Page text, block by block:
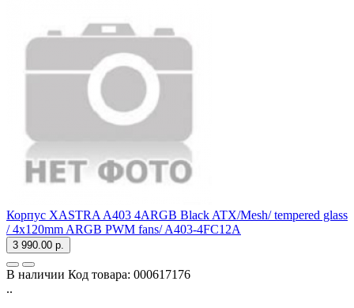
Корпус XASTRA A403 4ARGB Black ATX/Mesh/ tempered glass
/ 4x120mm ARGB PWM fans/ A403-4FC12A
3 990.00 р.
В наличии Код товара: 000617176
..